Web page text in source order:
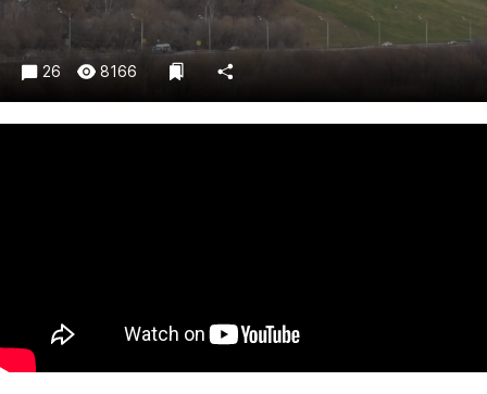
Происшествия
Спорт
Экономика и бизнес
ПРОЕКТЫ
Бренд года
Работодатель года
26 8166